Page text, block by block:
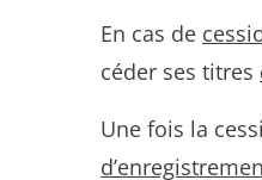
En cas de
céder ses titres
Une fois la